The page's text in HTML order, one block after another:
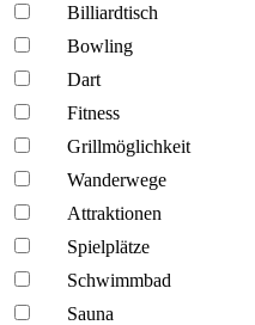
Billiardtisch
Bowling
Dart
Fitness
Grillmöglich­keit
Wanderwege
Attraktionen
Spielplätze
Schwimmbad
Sauna